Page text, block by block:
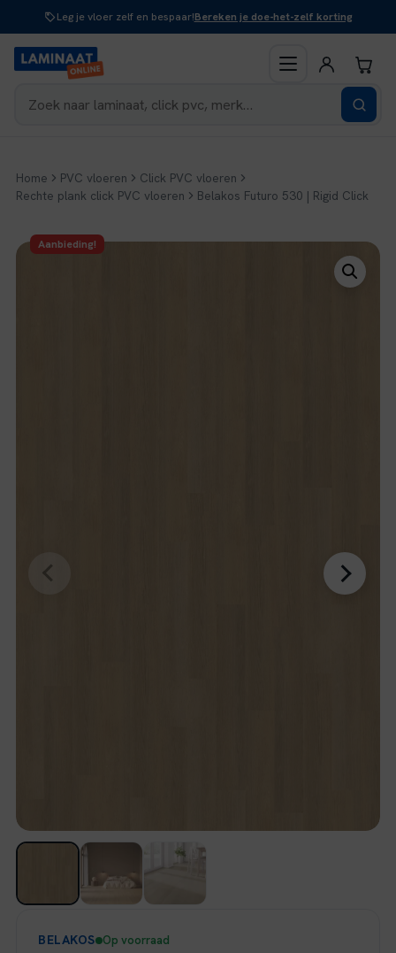
inhoud
Leg je vloer zelf en bespaar!Bereken je doe-het-zelf korting
Home PVC vloeren
Click PVC vloeren
Rechte plank click PVC vloeren
Belakos Futuro 530 | Rigid Click
Aanbieding!
BELAKOS Op voorraad